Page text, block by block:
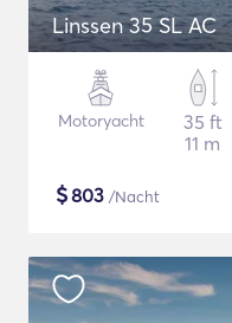
Linssen 35 SL AC
Motoryacht
35 ft
11 m
$803 /Nacht